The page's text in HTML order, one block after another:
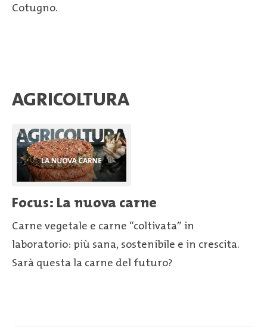
Cotugno.
AGRICOLTURA
Focus: La nuova carne
Carne vegetale e carne “coltivata” in
laboratorio: più sana, sostenibile e in crescita.
Sarà questa la carne del futuro?